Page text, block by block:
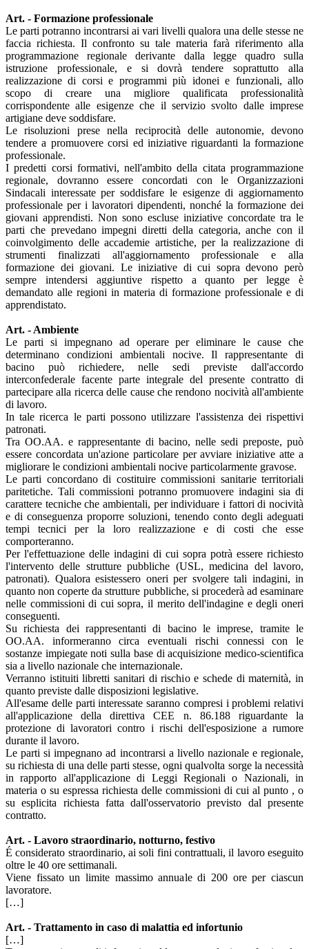
Art. - Formazione professionale
Le parti potranno incontrarsi ai vari livelli qualora una delle stesse ne
faccia richiesta. Il confronto su tale materia farà riferimento alla
programmazione regionale derivante dalla legge quadro sulla
istruzione professionale, e si dovrà tendere soprattutto alla
realizzazione di corsi e programmi più idonei e funzionali, allo
scopo di creare una migliore qualificata professionalità
corrispondente alle esigenze che il servizio svolto dalle imprese
artigiane deve soddisfare.
Le risoluzioni prese nella reciprocità delle autonomie, devono
tendere a promuovere corsi ed iniziative riguardanti la formazione
professionale.
I predetti corsi formativi, nell'ambito della citata programmazione
regionale, dovranno essere concordati con le Organizzazioni
Sindacali interessate per soddisfare le esigenze di aggiornamento
professionale per i lavoratori dipendenti, nonché la formazione dei
giovani apprendisti. Non sono escluse iniziative concordate tra le
parti che prevedano impegni diretti della categoria, anche con il
coinvolgimento delle accademie artistiche, per la realizzazione di
strumenti finalizzati all'aggiornamento professionale e alla
formazione dei giovani. Le iniziative di cui sopra devono però
sempre intendersi aggiuntive rispetto a quanto per legge è
demandato alle regioni in materia di formazione professionale e di
apprendistato.
Art. - Ambiente
Le parti si impegnano ad operare per eliminare le cause che
determinano condizioni ambientali nocive. Il rappresentante di
bacino può richiedere, nelle sedi previste dall'accordo
interconfederale facente parte integrale del presente contratto di
partecipare alla ricerca delle cause che rendono nocività all'ambiente
di lavoro.
In tale ricerca le parti possono utilizzare l'assistenza dei rispettivi
patronati.
Tra OO.AA. e rappresentante di bacino, nelle sedi preposte, può
essere concordata un'azione particolare per avviare iniziative atte a
migliorare le condizioni ambientali nocive particolarmente gravose.
Le parti concordano di costituire commissioni sanitarie territoriali
paritetiche. Tali commissioni potranno promuovere indagini sia di
carattere tecniche che ambientali, per individuare i fattori di nocività
e di conseguenza proporre soluzioni, tenendo conto degli adeguati
tempi tecnici per la loro realizzazione e di costi che esse
comporteranno.
Per l'effettuazione delle indagini di cui sopra potrà essere richiesto
l'intervento delle strutture pubbliche (USL, medicina del lavoro,
patronati). Qualora esistessero oneri per svolgere tali indagini, in
quanto non coperte da strutture pubbliche, si procederà ad esaminare
nelle commissioni di cui sopra, il merito dell'indagine e degli oneri
conseguenti.
Su richiesta dei rappresentanti di bacino le imprese, tramite le
OO.AA. informeranno circa eventuali rischi connessi con le
sostanze impiegate noti sulla base di acquisizione medico-scientifica
sia a livello nazionale che internazionale.
Verranno istituiti libretti sanitari di rischio e schede di maternità, in
quanto previste dalle disposizioni legislative.
All'esame delle parti interessate saranno compresi i problemi relativi
all'applicazione della direttiva CEE n. 86.188 riguardante la
protezione di lavoratori contro i rischi dell'esposizione a rumore
durante il lavoro.
Le parti si impegnano ad incontrarsi a livello nazionale e regionale,
su richiesta di una delle parti stesse, ogni qualvolta sorge la necessità
in rapporto all'applicazione di Leggi Regionali o Nazionali, in
materia o su espressa richiesta delle commissioni di cui al punto , o
su esplicita richiesta fatta dall'osservatorio previsto dal presente
contratto.
Art. - Lavoro straordinario, notturno, festivo
É considerato straordinario, ai soli fini contrattuali, il lavoro eseguito
oltre le 40 ore settimanali.
Viene fissato un limite massimo annuale di 200 ore per ciascun
lavoratore.
[…]
Art. - Trattamento in caso di malattia ed infortunio
[…]